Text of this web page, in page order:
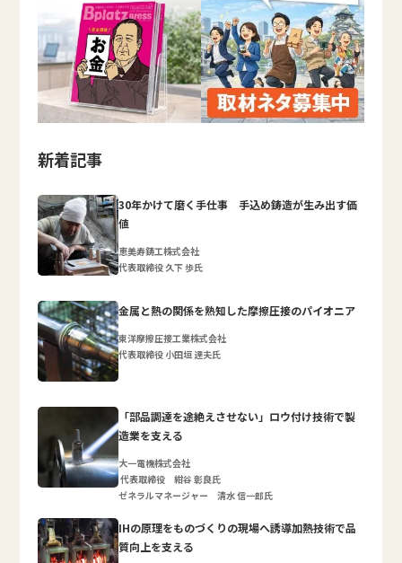
新着記事
30年かけて磨く手仕事 手込め鋳造が生み出す価
値
恵美寿鋳工株式会社
代表取締役 久下 歩氏
金属と熱の関係を熟知した摩擦圧接のパイオニア
東洋摩擦圧接工業株式会社
代表取締役 小田垣 達夫氏
「部品調達を途絶えさせない」ロウ付け技術で製
造業を支える
大一電機株式会社
代表取締役 紺谷 彰良氏
ゼネラルマネージャー 清水 信一郎氏
IHの原理をものづくりの現場へ誘導加熱技術で品
質向上を支える